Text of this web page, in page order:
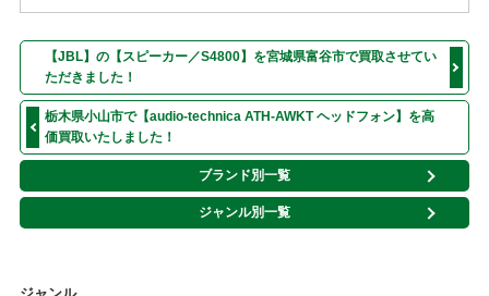
【JBL】の【スピーカー／S4800】を宮城県富谷市で買取させてい
ただきました！
栃木県小山市で【audio-technica ATH-AWKT ヘッドフォン】を高
価買取いたしました！
ブランド別一覧
ジャンル別一覧